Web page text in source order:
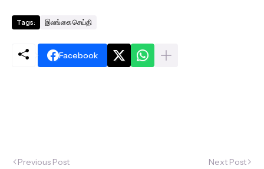
Tags: இலங்கை செய்தி
Facebook
Previous Post Next Post